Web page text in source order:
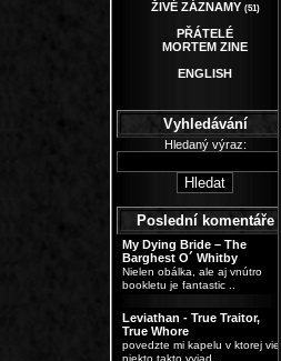
ŽIVÉ ZÁZNAMY (51)
PŘÁTELÉ
MORTEM ZINE
ENGLISH
Vyhledávání
Hledaný výraz:
Poslední komentáře
My Dying Bride – The
Barghest O´ Whitby
Nielen obálka, ale aj vnútro
bookletu je fantastic ..
Leviathan - True Traitor,
True Whore
povedzte mi kapelu v ktorej vie
niekto takto vyjad ..